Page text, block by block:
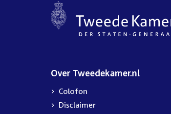
Over Tweedekamer.nl
Colofon
Disclaimer